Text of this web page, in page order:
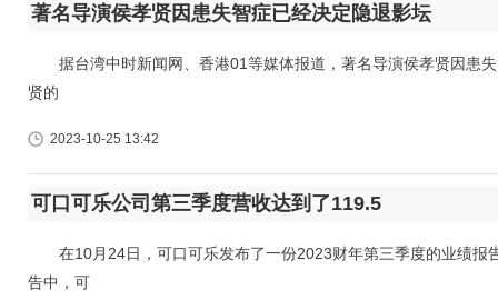
著名导演侯孝贤因患失智症已经决定隐退影坛
据台湾中时新闻网、香港01等媒体报道，著名导演侯孝贤因患
贤的
2023-10-25 13:42
可口可乐公司第三季度营收达到了119.5
在10月24日，可口可乐发布了一份2023财年第三季度的业绩报
告中，可